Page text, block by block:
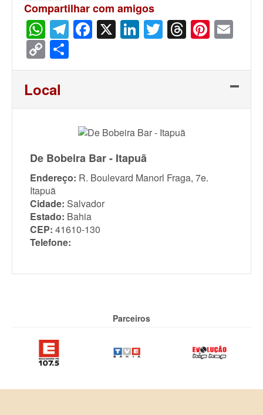
Compartilhar com amigos
WhatsApp
Telegram
Facebook
X LinkedIn
Twitter
Threads
Copy
Link
Local
De Bobeira Bar - Itapuã
Endereço: R. Boulevard Manorl Fraga, 7e.
Itapuã
Cidade: Salvador
Estado: Bahia
CEP: 41610-130
Telefone:
Parceiros